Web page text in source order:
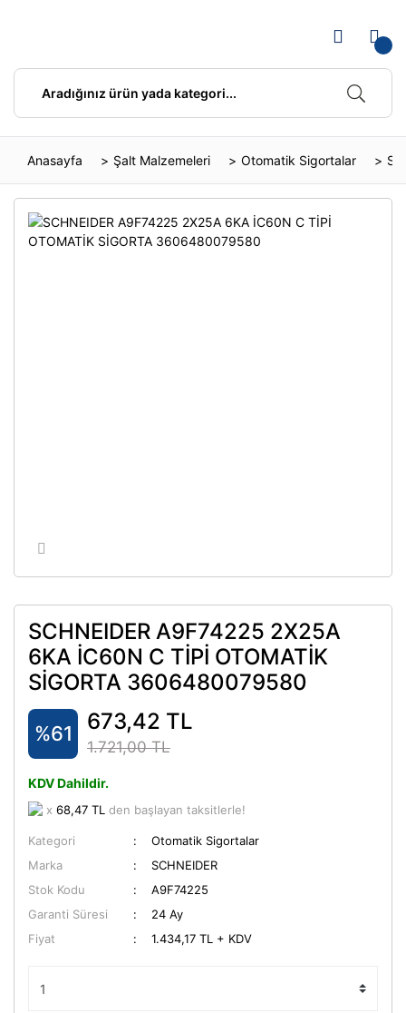
Anasayfa Şalt Malzemeleri Otomatik Sigortalar
SCHNEIDER A9F74225 2X25A
6KA İC60N C TİPİ OTOMATİK
SİGORTA 3606480079580
%61 673,42 TL
1.721,00 TL
KDV Dahildir.
x 68,47 TL den başlayan taksitlerle!
Kategori
Otomatik Sigortalar
Marka
SCHNEIDER
Stok Kodu
A9F74225
Garanti Süresi
24 Ay
Fiyat
1.434,17 TL + KDV